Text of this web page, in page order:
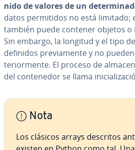
ni­do de valores de un
datos pe­r­mi­ti­dos no está limitado;
también puede contener objetos o
Sin embargo, la longitud y el tipo
definidos pre­via­me­n­te y no
te­rio­r­me­n­te. El proceso de
del co­n­te­ne­dor se llama
Nota
Los clásicos arrays descritos